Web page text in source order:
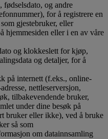
fødselsdato, og andre
for å registrere en
gjestebruker, eller
hjemmesiden eller i en av våre
og klokkeslett for kjøp,
og detaljer, for å
på internett (f.eks., online-
nettleserversjon,
tilbakevendende bruker,
under dine besøk på
bruker eller ikke), ved å bruke
så som
om datainnsamling